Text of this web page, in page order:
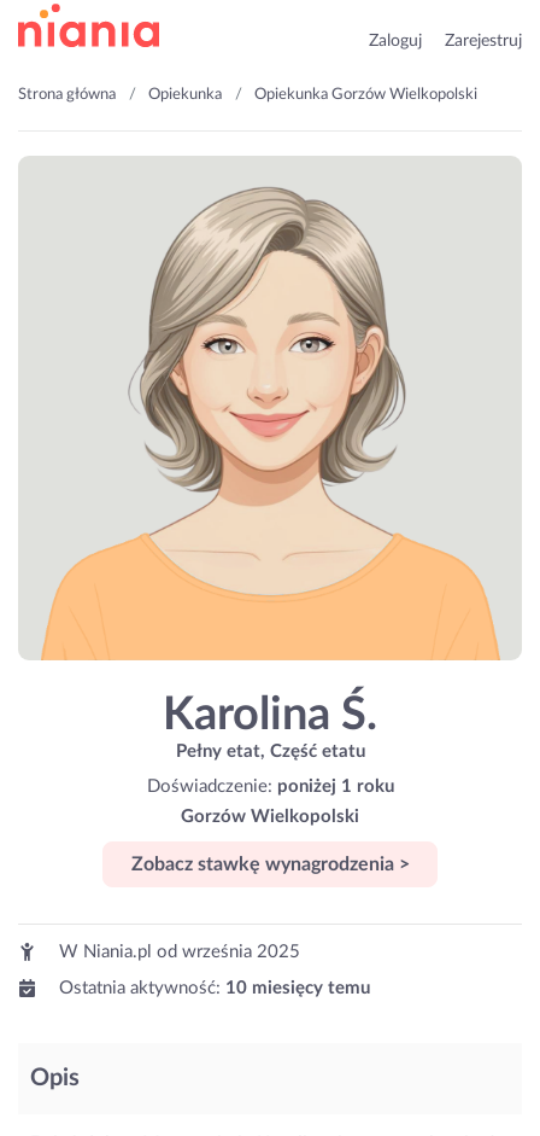
Zaloguj Zarejestruj
Strona główna Opiekunka Opiekunka Gorzów Wielkopolski
Karolina Ś.
Pełny etat, Część etatu
Doświadczenie: poniżej 1 roku
Gorzów Wielkopolski
Zobacz stawkę wynagrodzenia >
W Niania.pl od września 2025
Ostatnia aktywność: 10 miesięcy temu
Opis